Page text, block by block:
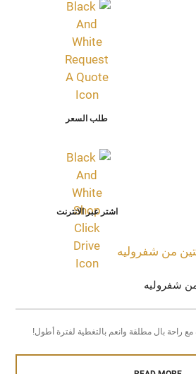
طلب السعر
اشتر عبر الانترنت
شفروليه
راحة بال مطلقة وانعم بالتغطية لفترة أطول!